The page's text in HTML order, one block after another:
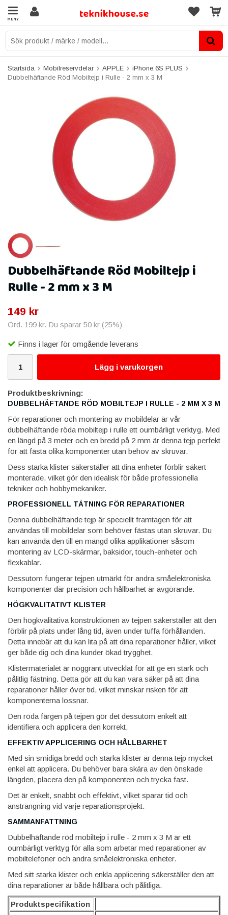
MENY
Startsida Mobilreservdelar APPLE
iPhone 6S PLUS
Dubbelhäftande Röd Mobiltejp i Rulle - 2 mm x 3 M
Dubbelhäftande Röd Mobiltejp i
Rulle - 2 mm x 3 M
149 kr
Ord. 199 kr. Du sparar 50 kr (25%)
Finns i lager för omgående leverans
Lägg i varukorgen
Produktbeskrivning:
DUBBELHÄFTANDE RÖD MOBILTEJP I RULLE - 2 MM X 3 M
För reparationer och montering av mobildelar är vår
dubbelhäftande röda mobiltejp i rulle ett oumbärligt verktyg. Med
en längd på 3 meter och en bredd på 2 mm är denna tejp perfekt
för att fästa olika komponenter utan behov av skruvar.
Dess starka klister säkerställer att dina enheter förblir säkert
monterade, vilket gör den idealisk för både professionella
tekniker och hobbymekaniker.
PROFESSIONELL TÄTNING FÖR REPARATIONER
Denna dubbelhäftande tejp är speciellt framtagen för att
användas till mobildelar som behöver fästas utan skruvar. Du
kan använda den till en mängd olika applikationer såsom
montering av LCD-skärmar, baksidor, touch-enheter och
flexkablar.
Dessutom fungerar tejpen utmärkt för andra småelektroniska
komponenter där precision och hållbarhet är avgörande.
HÖGKVALITATIVT KLISTER
Den högkvalitativa konstruktionen av tejpen säkerställer att den
förblir på plats under lång tid, även under tuffa förhållanden.
Detta innebär att du kan lita på att dina reparationer håller, vilket
ger både dig och dina kunder ökad trygghet.
Klistermaterialet är noggrant utvecklat för att ge en stark och
pålitlig fästning. Detta gör att du kan vara säker på att dina
reparationer håller över tid, vilket minskar risken för att
komponenterna lossnar.
Den röda färgen på tejpen gör det dessutom enkelt att
identifiera och applicera den korrekt.
EFFEKTIV APPLICERING OCH HÅLLBARHET
Med sin smidiga bredd och starka klister är denna tejp mycket
enkel att applicera. Du behöver bara skära av den önskade
längden, placera den på komponenten och trycka fast.
Det är enkelt, snabbt och effektivt, vilket sparar tid och
ansträngning vid varje reparationsprojekt.
SAMMANFATTNING
Dubbelhäftande röd mobiltejp i rulle - 2 mm x 3 M är ett
oumbärligt verktyg för alla som arbetar med reparationer av
mobiltelefoner och andra småelektroniska enheter.
Med sitt starka klister och enkla applicering säkerställer den att
dina reparationer är både hållbara och pålitliga.
Produktspecifikation